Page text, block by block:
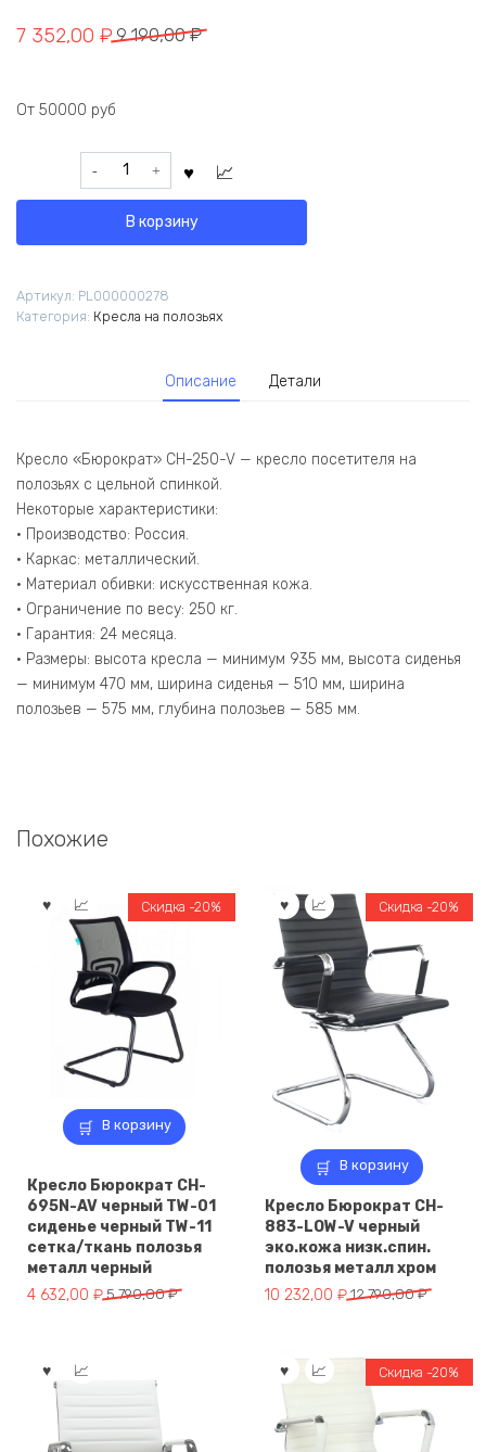
9 190,00₽
Первоначальная
9
190,00 ₽.
7 352,00 ₽
Текущая
352,00 ₽.
От 50000 руб
Количество
товара
Бюрократ
V
черный
В корзину
Артикул: PL000000278
Категория: Кресла на полозьях
Описание Детали
Кресло «Бюрократ» CH-250-V — кресло посетителя на
полозьях с цельной спинкой.
Некоторые характеристики:
• Производство: Россия.
• Каркас: металлический.
• Материал обивки: искусственная кожа.
• Ограничение по весу: 250 кг.
• Гарантия: 24 месяца.
• Размеры: высота кресла — минимум 935 мм, высота сиденья
— минимум 470 мм, ширина сиденья — 510 мм, ширина
полозьев — 575 мм, глубина полозьев — 585 мм.
Похожие
В корзину
Скидка -20%
Кресло Бюрократ CH-
695N-AV черный TW-01
сиденье черный TW-11
сетка/ткань полозья
металл черный
5 790,00₽
Первоначальная
790,00 ₽.
4 632,00 ₽
Текущая
632,00 ₽.
В корзину
Скидка -20%
Кресло Бюрократ CH-
883-LOW-V черный
эко.кожа низк.спин.
полозья металл хром
12 790,00₽
Первоначальная
790,00 ₽.
10 232,00 ₽
Текущая
232,00 ₽.
Скидка -20%